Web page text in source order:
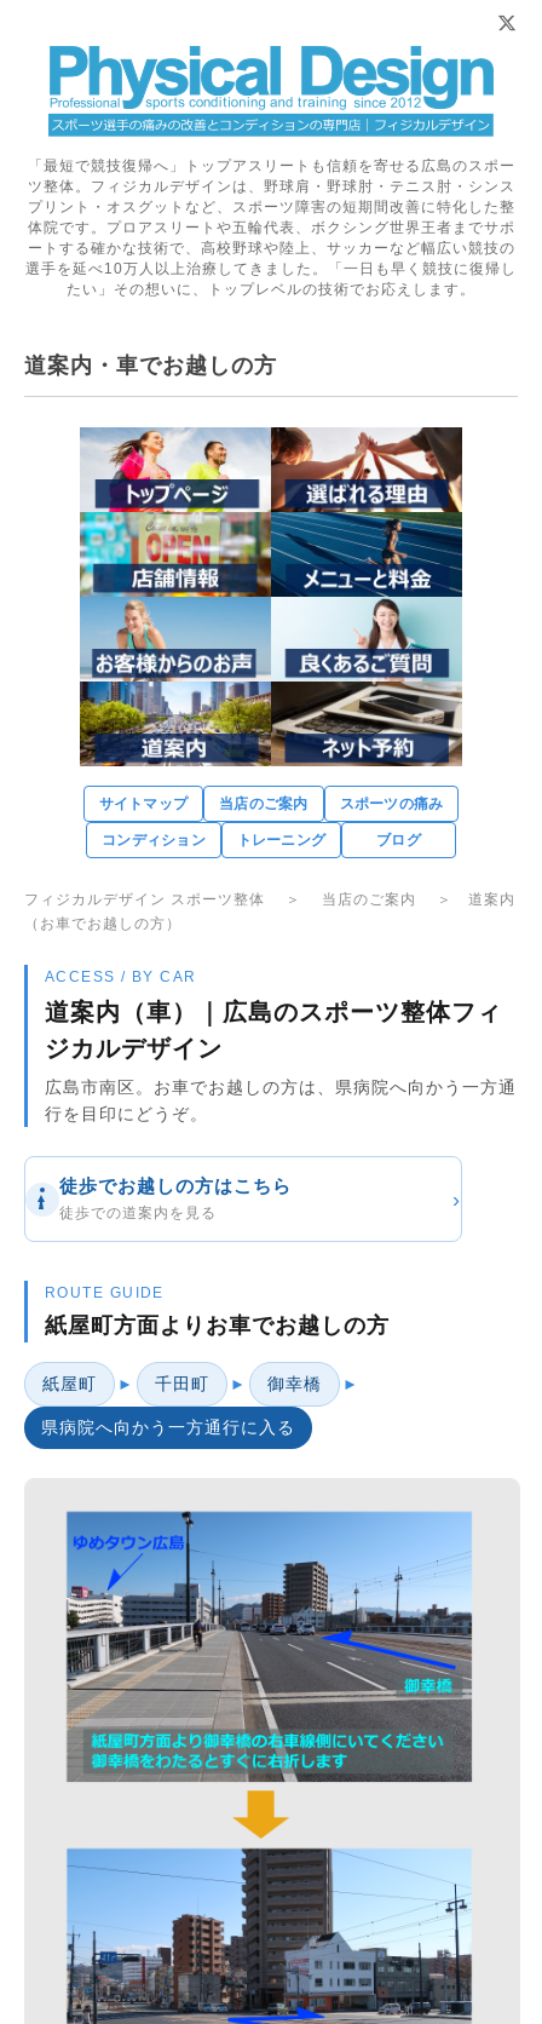
「最短で競技復帰へ」トップアスリートも信頼を寄せる広島のスポー
ツ整体。フィジカルデザインは、野球肩・野球肘・テニス肘・シンス
プリント・オスグットなど、スポーツ障害の短期間改善に特化した整
体院です。プロアスリートや五輪代表、ボクシング世界王者までサポ
ートする確かな技術で、高校野球や陸上、サッカーなど幅広い競技の
選手を延べ10万人以上治療してきました。「一日も早く競技に復帰し
たい」その想いに、トップレベルの技術でお応えします。
道案内・車でお越しの方
サイトマップ 当店のご案内 スポーツの痛み
コンディション トレーニング ブログ
フィジカルデザイン スポーツ整体 ＞ 当店のご案内
＞ 道案内
（お車でお越しの方）
ACCESS / BY CAR
道案内（車）｜広島のスポーツ整体フィ
ジカルデザイン
広島市南区。お車でお越しの方は、県病院へ向かう一方通
行を目印にどうぞ。
徒歩でお越しの方はこちら
徒歩での道案内を見る
›
ROUTE GUIDE
紙屋町方面よりお車でお越しの方
紙屋町 ► 千田町 ► 御幸橋 ►
県病院へ向かう一方通行に入る